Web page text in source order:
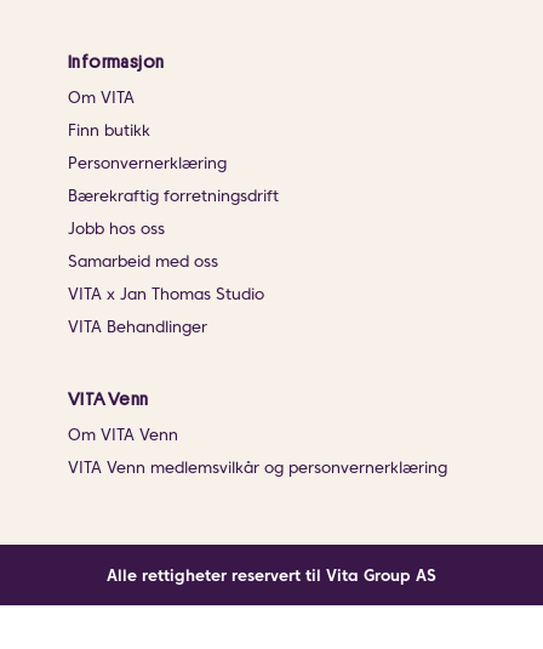
Informasjon
Om VITA
Finn butikk
Personvernerklæring
Bærekraftig forretningsdrift
Jobb hos oss
Samarbeid med oss
VITA x Jan Thomas Studio
VITA Behandlinger
VITA Venn
Om VITA Venn
VITA Venn medlemsvilkår og personvernerklæring
Alle rettigheter reservert til Vita Group AS